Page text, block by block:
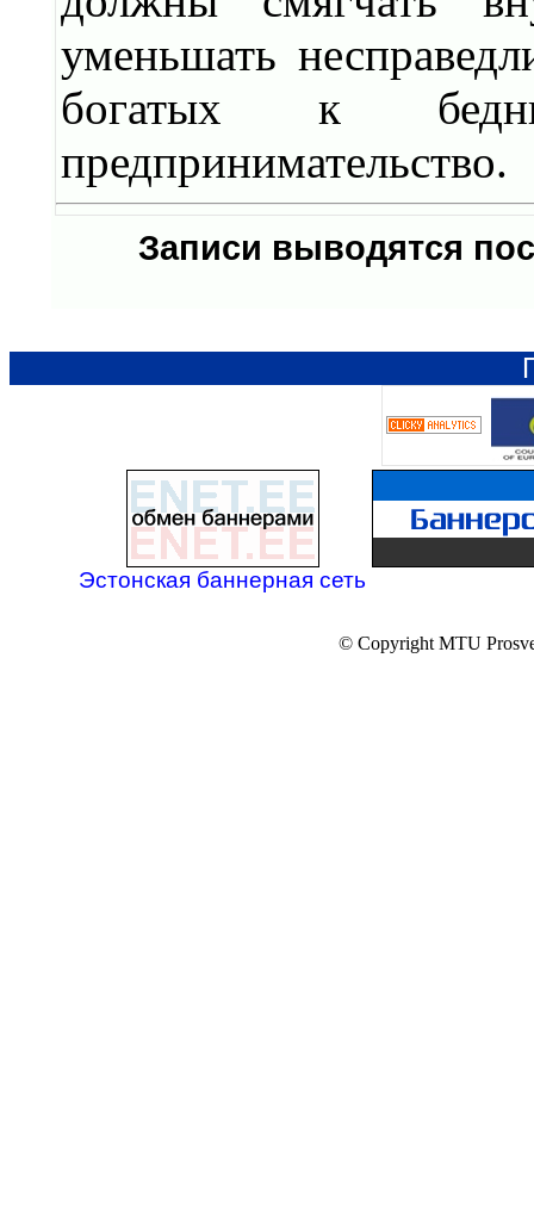
уменьшать
богатых к
предпринимательство.
Записи выводятся
Эстонская баннерная сеть
© Copyright MTU